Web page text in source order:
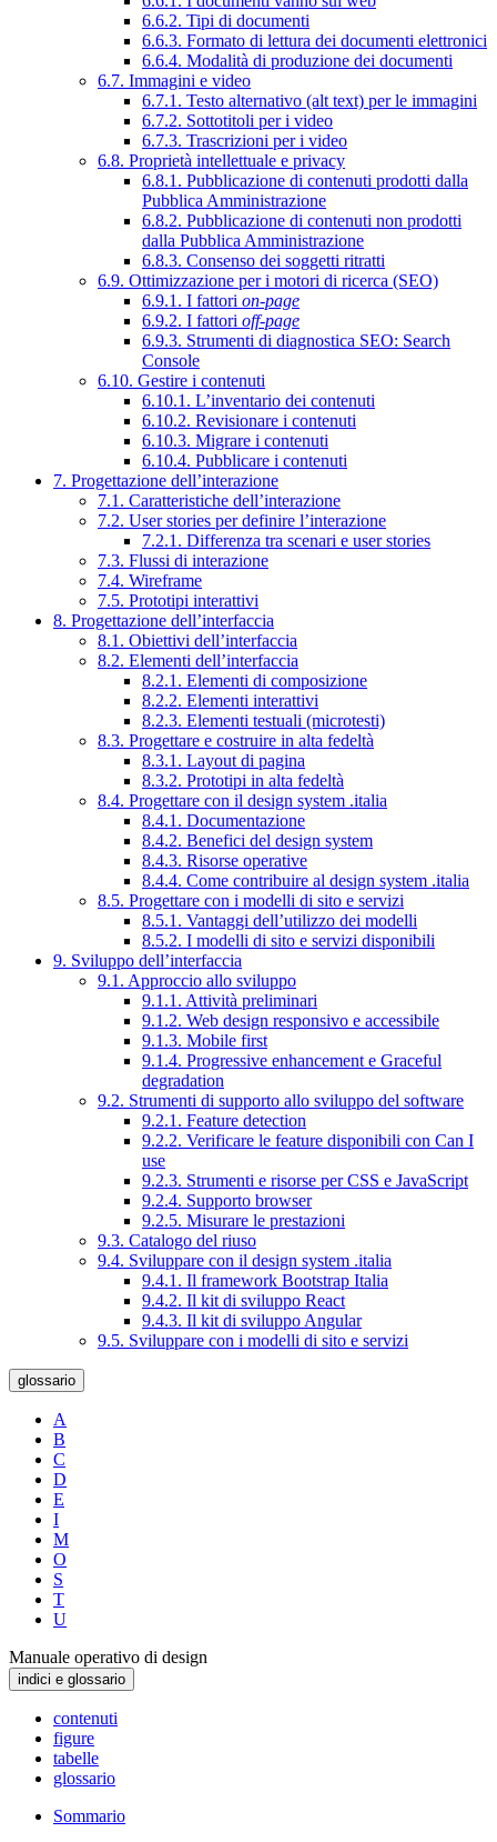
6.6.2. Tipi di documenti
6.6.3. Formato di lettura dei documenti elettronici
6.6.4. Modalità di produzione dei documenti
6.7. Immagini e video
6.7.1. Testo alternativo (alt text) per le immagini
6.7.2. Sottotitoli per i video
6.7.3. Trascrizioni per i video
6.8. Proprietà intellettuale e privacy
6.8.1. Pubblicazione di contenuti prodotti dalla
Pubblica Amministrazione
6.8.2. Pubblicazione di contenuti non prodotti
dalla Pubblica Amministrazione
6.8.3. Consenso dei soggetti ritratti
6.9. Ottimizzazione per i motori di ricerca (SEO)
6.9.1. I fattori on-page
6.9.2. I fattori off-page
6.9.3. Strumenti di diagnostica SEO: Search
Console
6.10. Gestire i contenuti
6.10.1. L’inventario dei contenuti
6.10.2. Revisionare i contenuti
6.10.3. Migrare i contenuti
6.10.4. Pubblicare i contenuti
7. Progettazione dell’interazione
7.1. Caratteristiche dell’interazione
7.2. User stories per definire l’interazione
7.2.1. Differenza tra scenari e user stories
7.3. Flussi di interazione
7.4. Wireframe
7.5. Prototipi interattivi
8. Progettazione dell’interfaccia
8.1. Obiettivi dell’interfaccia
8.2. Elementi dell’interfaccia
8.2.1. Elementi di composizione
8.2.2. Elementi interattivi
8.2.3. Elementi testuali (microtesti)
8.3. Progettare e costruire in alta fedeltà
8.3.1. Layout di pagina
8.3.2. Prototipi in alta fedeltà
8.4. Progettare con il design system .italia
8.4.1. Documentazione
8.4.2. Benefici del design system
8.4.3. Risorse operative
8.4.4. Come contribuire al design system .italia
8.5. Progettare con i modelli di sito e servizi
8.5.1. Vantaggi dell’utilizzo dei modelli
8.5.2. I modelli di sito e servizi disponibili
9. Sviluppo dell’interfaccia
9.1. Approccio allo sviluppo
9.1.1. Attività preliminari
9.1.2. Web design responsivo e accessibile
9.1.3. Mobile first
9.1.4. Progressive enhancement e Graceful
degradation
9.2. Strumenti di supporto allo sviluppo del software
9.2.1. Feature detection
9.2.2. Verificare le feature disponibili con Can I
use
9.2.3. Strumenti e risorse per CSS e JavaScript
9.2.4. Supporto browser
9.2.5. Misurare le prestazioni
9.3. Catalogo del riuso
9.4. Sviluppare con il design system .italia
9.4.1. Il framework Bootstrap Italia
9.4.2. Il kit di sviluppo React
9.4.3. Il kit di sviluppo Angular
9.5. Sviluppare con i modelli di sito e servizi
glossario
A
B
C
D
E
I
M
O
S
T
U
Manuale operativo di design
indici e glossario
contenuti
figure
tabelle
glossario
Sommario